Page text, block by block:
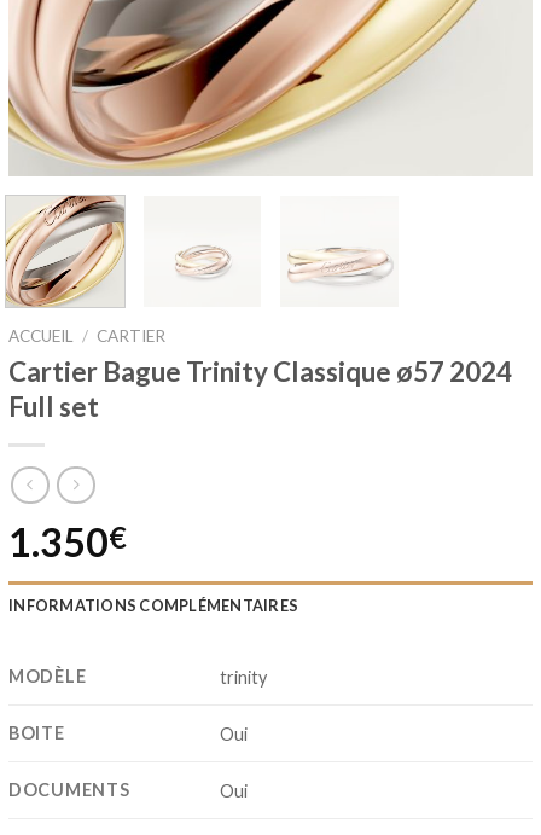
ACCUEIL / CARTIER
Cartier Bague Trinity Classique ø57 2024
Full set
1.350€
INFORMATIONS COMPLÉMENTAIRES
MODÈLE trinity
BOITE Oui
DOCUMENTS Oui